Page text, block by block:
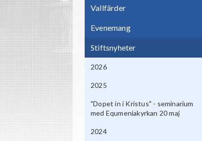
Vallfärder
Evenemang
Stiftsnyheter
2026
2025
"Dopet in i Kristus" - seminarium
med Equmeniakyrkan 20 maj
2024